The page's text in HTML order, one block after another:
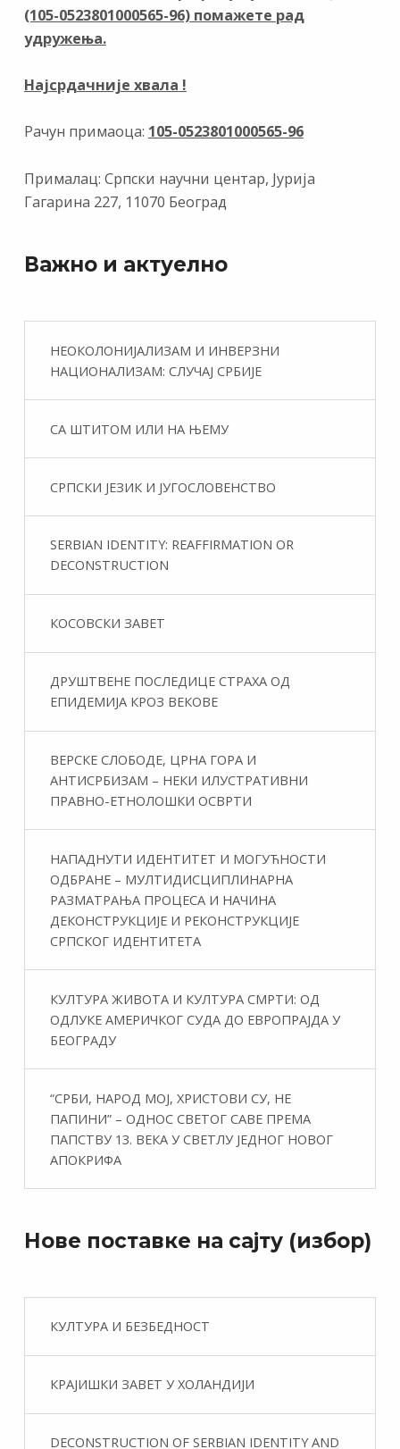
k p
(105-0523801000565-96) помажете рад
удружења.
Најсрдачније хвала !
Рачун примаоца: 105-0523801000565-96
Прималац: Српски научни центар, Јурија
Гагарина 227, 11070 Београд
Важно и актуелно
НЕОКОЛОНИЈАЛИЗАМ И ИНВЕРЗНИ
НАЦИОНАЛИЗАМ: СЛУЧАЈ СРБИЈЕ
СА ШТИТОМ ИЛИ НА ЊЕМУ
СРПСКИ ЈЕЗИК И ЈУГОСЛОВЕНСТВО
SERBIAN IDENTITY: REAFFIRMATION OR
DECONSTRUCTION
КОСОВСКИ ЗАВЕТ
ДРУШТВЕНЕ ПОСЛЕДИЦЕ СТРАХА ОД
ЕПИДЕМИЈА КРОЗ ВЕКОВЕ
ВЕРСКЕ СЛОБОДЕ, ЦРНА ГОРА И
АНТИСРБИЗАМ – НЕКИ ИЛУСТРАТИВНИ
ПРАВНО-ЕТНОЛОШКИ ОСВРТИ
НАПАДНУТИ ИДЕНТИТЕТ И МОГУЋНОСТИ
ОДБРАНЕ – МУЛТИДИСЦИПЛИНАРНА
РАЗМАТРАЊА ПРОЦЕСА И НАЧИНА
ДЕКОНСТРУКЦИЈЕ И РЕКОНСТРУКЦИЈЕ
СРПСКОГ ИДЕНТИТЕТА
КУЛТУРА ЖИВОТА И КУЛТУРА СМРТИ: ОД
ОДЛУКЕ АМЕРИЧКОГ СУДА ДО ЕВРОПРАЈДА У
БЕОГРАДУ
“СРБИ, НАРОД МОЈ, ХРИСТОВИ СУ, НЕ
ПАПИНИ” – ОДНОС СВЕТОГ САВЕ ПРЕМА
ПАПСТВУ 13. ВЕКА У СВЕТЛУ ЈЕДНОГ НОВОГ
АПОКРИФА
Нове поставке на сајту (избор)
КУЛТУРА И БЕЗБЕДНОСТ
КРАЈИШКИ ЗАВЕТ У ХОЛАНДИЈИ
DECONSTRUCTION OF SERBIAN IDENTITY AND